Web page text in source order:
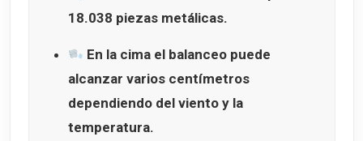
18.038 piezas metálicas.
En la cima el balanceo puede
alcanzar varios centímetros
dependiendo del viento y la
temperatura.